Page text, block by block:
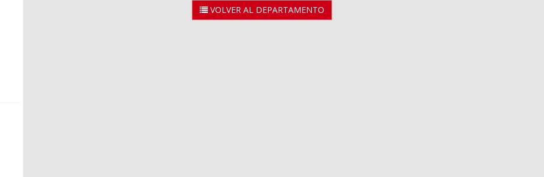
VOLVER AL DEPARTAMENTO